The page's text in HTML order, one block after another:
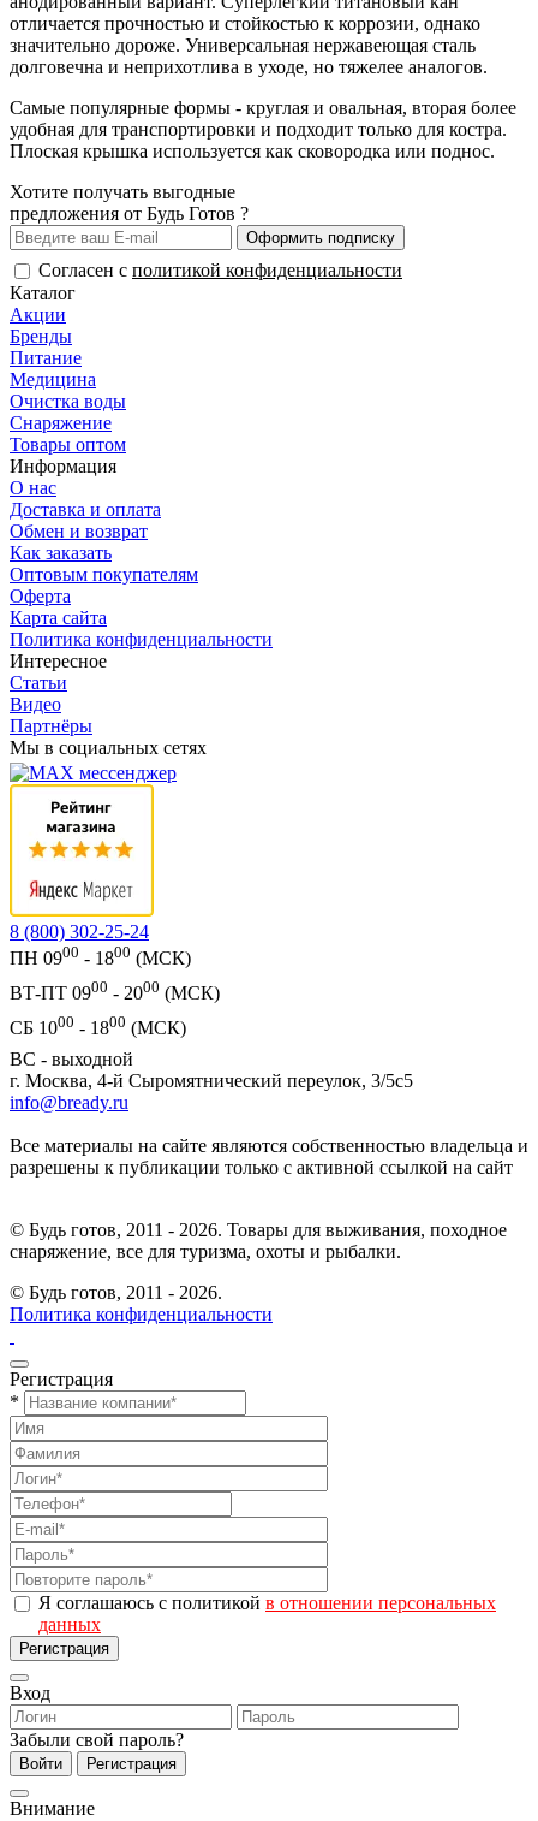
отличается прочностью и стойкостью к коррозии, однако
значительно дороже. Универсальная нержавеющая сталь
долговечна и неприхотлива в уходе, но тяжелее аналогов.
Самые популярные формы - круглая и овальная, вторая более
удобная для транспортировки и подходит только для костра.
Плоская крышка используется как сковородка или поднос.
Хотите получать выгодные
предложения от Будь Готов ?
Оформить подписку
Согласен с политикой конфиденциальности
Каталог
Акции
Бренды
Питание
Медицина
Очистка воды
Снаряжение
Товары оптом
Информация
О нас
Доставка и оплата
Обмен и возврат
Как заказать
Оптовым покупателям
Оферта
Карта сайта
Политика конфиденциальности
Интересное
Статьи
Видео
Партнёры
Мы в социальных сетях
8 (800) 302-25-24
ПН 0900 - 1800 (МСК)
ВТ-ПТ 0900 - 2000 (МСК)
СБ 1000 - 1800 (МСК)
ВС - выходной
г. Москва, 4-й Сыромятнический переулок, 3/5с5
info@bready.ru
Все материалы на сайте являются собственностью владельца и
разрешены к публикации только с активной ссылкой на сайт
© Будь готов, 2011 - 2026. Товары для выживания, походное
снаряжение, все для туризма, охоты и рыбалки.
© Будь готов, 2011 - 2026.
Политика конфиденциальности
Регистрация
*
Я соглашаюсь с политикой в отношении персональных
данных
Регистрация
Вход
Забыли свой пароль?
Войти Регистрация
Внимание